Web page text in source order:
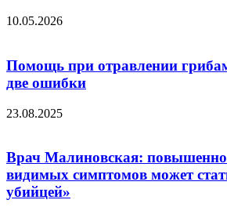
10.05.2026
Помощь при отравлении
две ошибки
23.08.2025
Врач Малиновская:
видимых симптомов может
убийцей»